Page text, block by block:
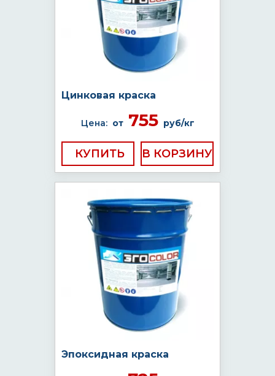
Цинковая краска
Цена: от755 руб/кг
КУПИТЬ
Эпоксидная краска